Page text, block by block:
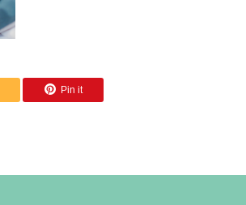
Pin it